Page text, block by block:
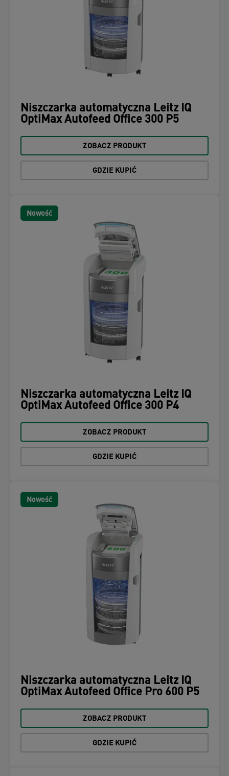
Niszczarka automatyczna Leitz IQ
OptiMax Autofeed Office 300 P5
ZOBACZ PRODUKT
GDZIE KUPIĆ
Nowość
Niszczarka automatyczna Leitz IQ
OptiMax Autofeed Office 300 P4
ZOBACZ PRODUKT
GDZIE KUPIĆ
Nowość
Niszczarka automatyczna Leitz IQ
OptiMax Autofeed Office Pro 600 P5
ZOBACZ PRODUKT
GDZIE KUPIĆ